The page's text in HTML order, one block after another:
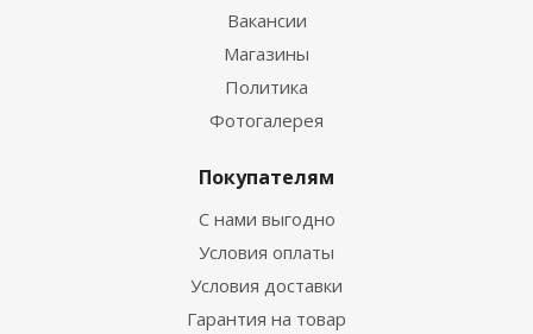
Вакансии
Магазины
Политика
Фотогалерея
Покупателям
С нами выгодно
Условия оплаты
Условия доставки
Гарантия на товар